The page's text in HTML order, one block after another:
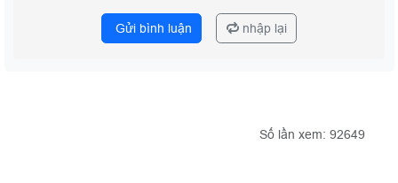
Gửi bình luận nhập lại
Số lần xem: 92649